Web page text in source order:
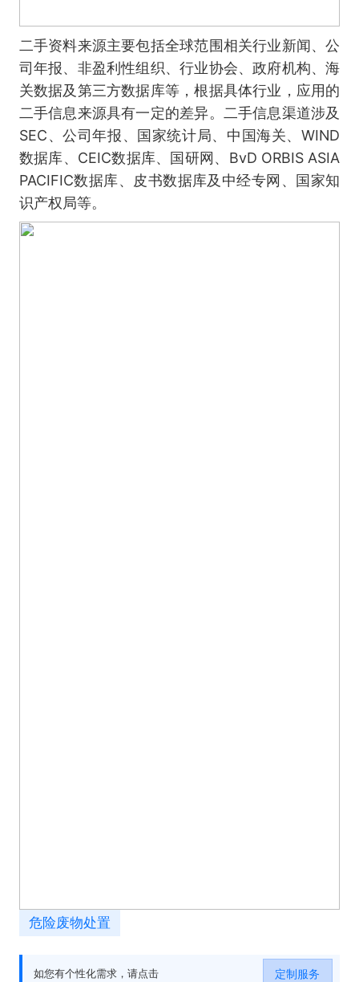
二手资料来源主要包括全球范围相关行业新闻、公
司年报、非盈利性组织、行业协会、政府机构、海
关数据及第三方数据库等，根据具体行业，应用的
二手信息来源具有一定的差异。二手信息渠道涉及
SEC、公司年报、国家统计局、中国海关、WIND
数据库、CEIC数据库、国研网、BvD ORBIS ASIA
PACIFIC数据库、皮书数据库及中经专网、国家知
识产权局等。
危险废物处置
如您有个性化需求，请点击 定制服务